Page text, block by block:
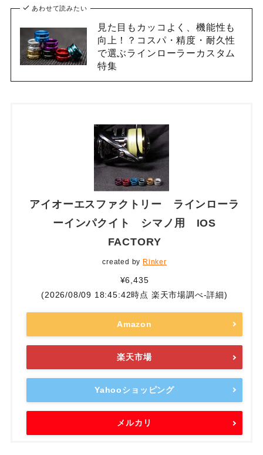
あわせて読みたい
見た目もカッコよく、機能性も
向上！？コスパ・精度・耐久性
で選ぶラインローラーカスタム
特集
アイオーエスファクトリー ラインローラ
ーインパクイト シマノ用 IOS
FACTORY
created by Rinker
¥6,435
(2026/08/09 18:45:42時点 楽天市場調べ-詳細)
Amazon
楽天市場
Yahooショッピング
メルカリ